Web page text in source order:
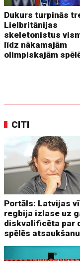
Dukurs turpinās
Lielbritānijas
skeletonistus
līdz nākamajām
olimpiskajām
CITI
Portāls: Latvijas
regbija izlase uz
diskvalificēta par
spēlēs atsaukšanu